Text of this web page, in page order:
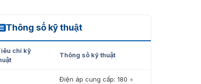
Thông số kỹ thuật
900
chí kỹ
Thông số kỹ thuật
Điện áp cung cấp: 180 ÷